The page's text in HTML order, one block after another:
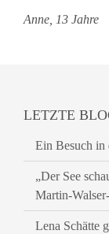
Anne, 13 Jahre
LETZTE
Ein Besuch in
„Der See
Martin-
Lena Schätte